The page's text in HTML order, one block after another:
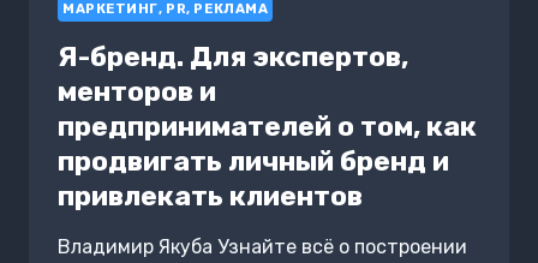
МАРКЕТИНГ, PR, РЕКЛАМА
Я-бренд. Для экспертов,
менторов и
предпринимателей о том, как
продвигать личный бренд и
привлекать клиентов
Владимир Якуба Узнайте всё о построении